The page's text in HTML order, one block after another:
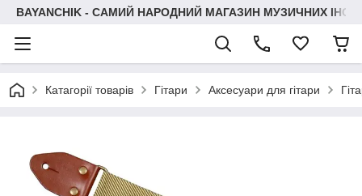
BAYANCHIK - САМИЙ НАРОДНИЙ МАГАЗИН МУЗИЧНИХ
Катагорії товарів Гітари Аксесуари для гітари